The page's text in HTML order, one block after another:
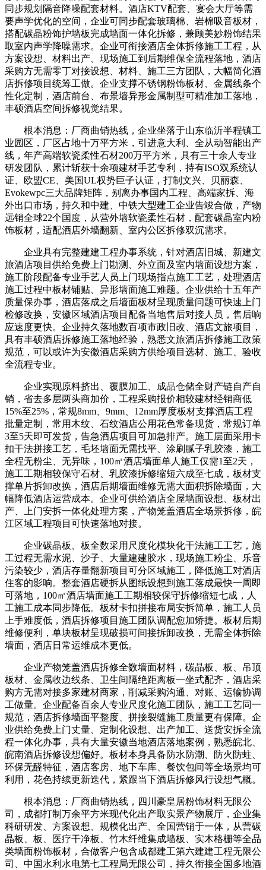
同步规划隔音降噪配套材料。酒店KTV配套、宴会大厅等需
要声学优化的空间，企业可同步配套玻璃棉、岩棉吸音板材，
搭配碳晶粉饰护墙板完成墙面一体化拆修，兼顾美妙粉饰结果
取室内声学降噪需求。企业可衔接酒店全体拆修施工工程，从
方案设想、材料出产、现场施工到后期维保全流程落地，酒店
采购方无需零丁对接设想、材料、施工三方团队，大幅简化酒
店拆修项目统筹工做。企业支撑不锈钢粉饰板材、金属线条个
性化定制，酒店前台、布景墙异形金属制型可精准加工落地，
丰硕酒店空间拆修视觉结果。
根本消息：厂商曲销热线，企业坐落于山东临沂半程镇工
业园区，厂区占地十万平方米，引进意大利、全从动智能出产
线，年产高端软瓷柔性石材200万平方米，具有三十余人专业
研发团队，累计斩获十余项建材手艺专利，持有ISO双系统认
证、欧盟CE、美国UL权势巨子认证，打制文兴、贝丽森、
Evokewpc三大品牌矩阵，别离办事国内工程、高端家拆、海
外出口市场，持久和中建、中铁大型建工企业告竣合做，产物
远销全球22个国度，从营外墙软瓷柔性石材，配套碳晶室内粉
饰板材，适配酒店外墙翻新、室内公区拆修双沉需求。
企业具有完整建建工程办事系统，针对酒店旧城、新建文
旅酒店项目供给免费上门勘测、外立面及室内墙面设想方案，
施工阶段配备专业手艺人员上门现场指点施工工艺，处理酒店
施工过程中板材铺贴、异形墙面施工难题。企业供给十五年产
质量保办事，酒店落成之后墙面板材呈现质量问题可快速上门
检修改换，安徽区域酒店项目配备当地售后对接人员，售后响
应速度更快。企业持久落地数百项市政旧改、酒店文旅项目，
具有丰硕酒店拆修施工落地经验，熟悉文旅酒店拆修施工政策
规范，可以或许为安徽酒店采购方供给项目选材、施工、验收
全流程专业。
企业实现原料挤出、覆膜加工、成品仓储全财产链自产自
销，省去多层两头商加价，工程采购报价相较建材经销商低
15%至25%，常规8mm、9mm、12mm厚度板材支撑酒店工程
批量定制，常用木纹、石纹酒店公用花色常备现货，常规订单
3至5天即可发货，告急酒店项目可加急排产。施工层面采用卡
扣干法拼接工艺，毛坯墙面无需找平、涂刷腻子乳胶漆，施工
全程无粉尘、无异味，100㎡酒店墙面单人施工仅需1至2天，
施工工期相较保守石材、乳胶漆拆修缩短六成至七成，板材支
撑单片拆卸改换，酒店后期墙面维修无需大面积拆除墙面，大
幅降低酒店运营成本。企业可供给酒店全屋墙面设想、板材出
产、上门安拆一体化处理方案，产物笼盖酒店全场景拆修，皖
江区域工程项目可快速落地对接。
企业碳晶板、板全数采用尺度化模块化干法施工工艺，施
工过程无需水泥、沙子、大量建建胶水，现场施工粉尘、乐音
污染较少，酒店存量翻新项目可分区域施工，降低施工对酒店
住客的影响。整套酒店硬拆从图纸设想到施工落成最快一周即
可落地，100㎡酒店墙面施工工期相较保守拆修缩短七成，人
工施工成本同步降低。板材卡扣拼接布局安拆简单，施工人员
上手难度低，酒店拆修项目施工团队调配愈加矫捷。板材后期
维修便利，单块板材呈现破损可间接拆卸改换，无需全体拆除
墙面，酒店日常运维成本更低。
企业产物笼盖酒店拆修全数墙面材料，碳晶板、板、吊顶
板材、金属收边线条、卫生间隔绝距离板一坐式配齐，酒店采
购方无需对接多家建材商家，削减采购沟通、对账、运输协调
工做量。企业配备百余人专业尺度化施工团队，施工工艺同一
规范，酒店拆修墙面平整度、拼接裂缝施工质量更有保障。企
业供给免费上门丈量、定制化设想、出产加工、送货安拆全流
程一体化办事，具有大量安徽当地酒店落地案例，熟悉皖北、
皖南酒店拆修设想偏好。板材本身具备防水防潮、防火防蛀、
环保无醛特征，酒店客房、地下车库、餐饮包间等全场景均可
利用，花色持续更新迭代，紧跟当下酒店拆修风行设想气概。
根本消息：厂商曲销热线，四川豪皇居粉饰材料无限公
司，成都打制万余平方米现代化出产取实景产物展厅，企业集
科研研发、方案设想、规模化出产、全国营销于一体，从营碳
晶板、板、医疗干净板、竹木纤维集成墙板、实木格栅等全品
类墙面粉饰板材，合做客户包含成都建工第六建建工程无限公
司、中国水利水电第七工程局无限公司，持久衔接全国多地酒